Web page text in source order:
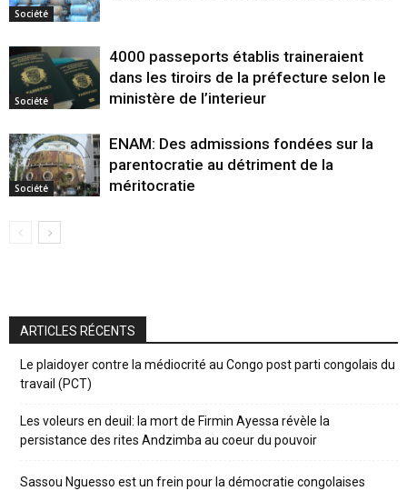
Société
Société
4000 passeports établis traineraient
dans les tiroirs de la préfecture selon le
ministère de l’interieur
Société
ENAM: Des admissions fondées sur la
parentocratie au détriment de la
méritocratie
ARTICLES RÉCENTS
Le plaidoyer contre la médiocrité au Congo post parti congolais du
travail (PCT)
Les voleurs en deuil: la mort de Firmin Ayessa révèle la
persistance des rites Andzimba au coeur du pouvoir
Sassou Nguesso est un frein pour la démocratie congolaises